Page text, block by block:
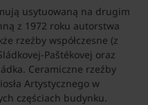
usytuowaną na drugim
z 1972 roku autorstwa
rzeźby współczesne (z
Paštékovej oraz
Ceramiczne rzeźby
Artystycznego w
częściach budynku.